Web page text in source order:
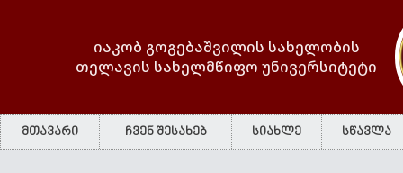
იაკობ გოგებაშვილის სახელობის
თელავის სახელმწიფო უნივერსიტეტი
მთავარი ჩვენ შესახებ სიახლე სწავლა